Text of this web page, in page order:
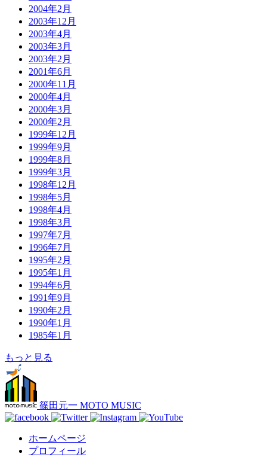
2004年2月
2003年12月
2003年4月
2003年3月
2003年2月
2001年6月
2000年11月
2000年4月
2000年3月
2000年2月
1999年12月
1999年9月
1999年8月
1999年3月
1998年12月
1998年5月
1998年4月
1998年3月
1997年7月
1996年7月
1995年2月
1995年1月
1994年6月
1991年9月
1990年2月
1990年1月
1985年1月
もっと見る
篠田元一 MOTO MUSIC
ホームページ
プロフィール